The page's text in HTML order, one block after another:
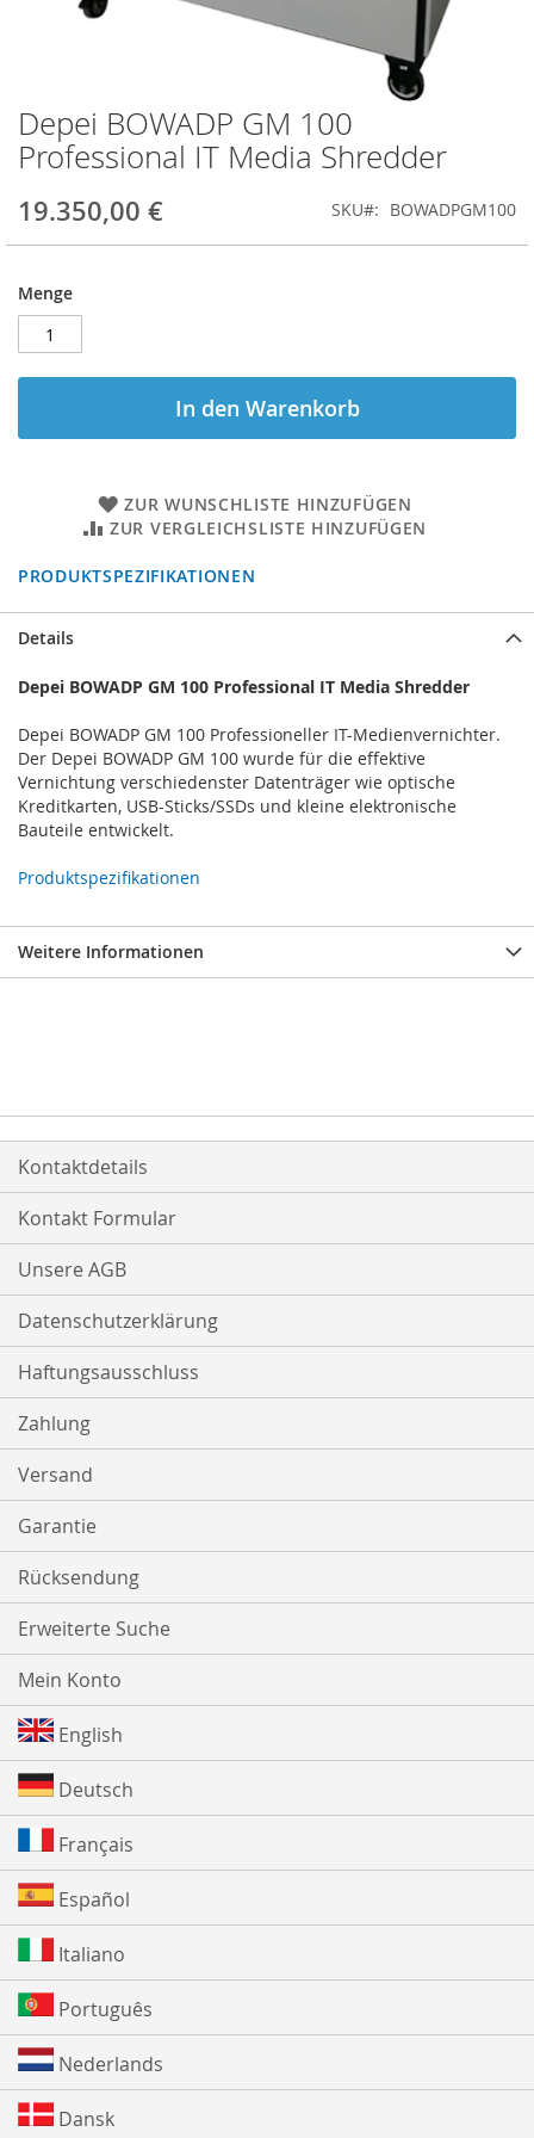
Depei BOWADP GM 100
Professional IT Media Shredder
19.350,00 € SKU BOWADPGM100
Menge
In den Warenkorb
ZUR WUNSCHLISTE HINZUFÜGEN
ZUR VERGLEICHSLISTE HINZUFÜGEN
PRODUKTSPEZIFIKATIONEN
Zum
Anfang
der
springen
Details
Depei BOWADP GM 100 Professional IT Media Shredder
Depei BOWADP GM 100 Professioneller IT-Medienvernichter.
Der Depei BOWADP GM 100 wurde für die effektive
Vernichtung verschiedenster Datenträger wie optische
Kreditkarten, USB-Sticks/SSDs und kleine elektronische
Bauteile entwickelt.
Produktspezifikationen
Weitere Informationen
Kontaktdetails
Kontakt Formular
Unsere AGB
Datenschutzerklärung
Haftungsausschluss
Zahlung
Versand
Garantie
Rücksendung
Erweiterte Suche
Mein Konto
English
Deutsch
Français
Español
Italiano
Português
Nederlands
Dansk